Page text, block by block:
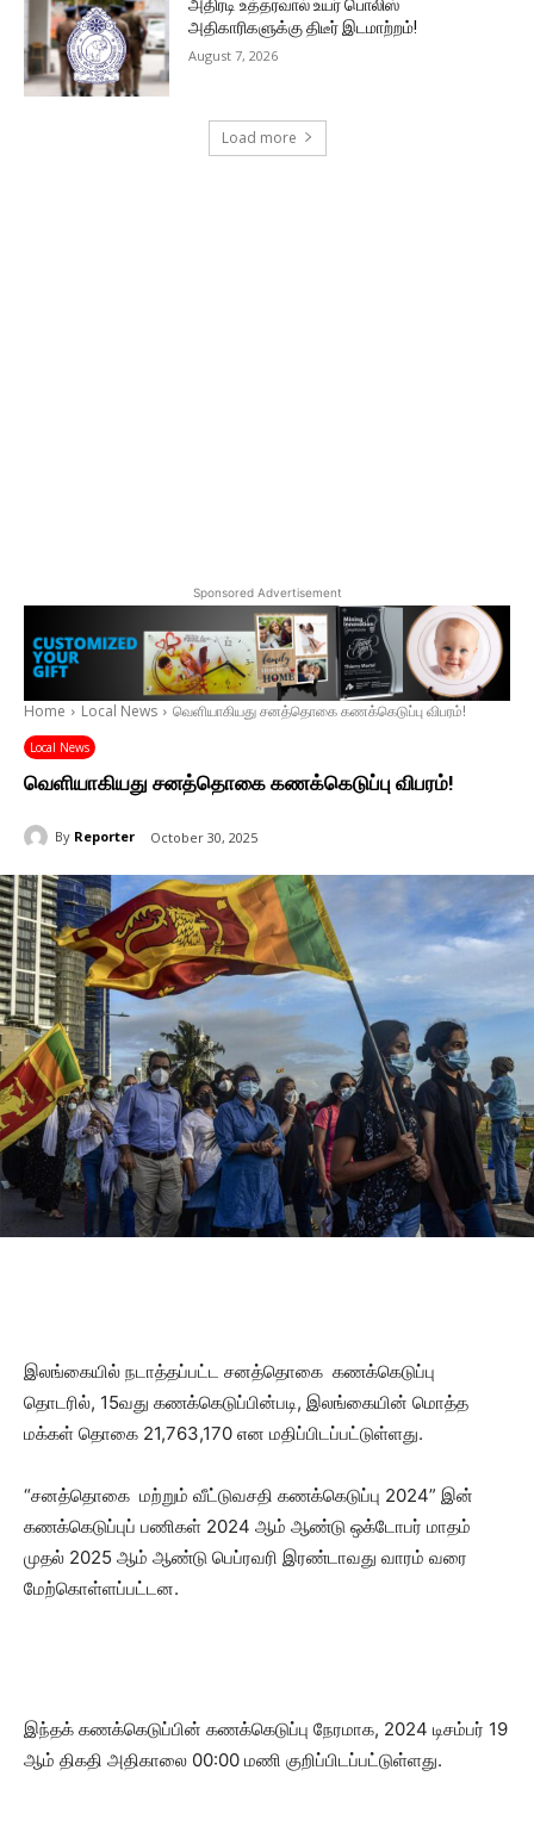
அதிரடி உத்தரவால் உயர் பொலிஸ்
அதிகாரிகளுக்கு திடீர் இடமாற்றம்!
August 7, 2026
Load more